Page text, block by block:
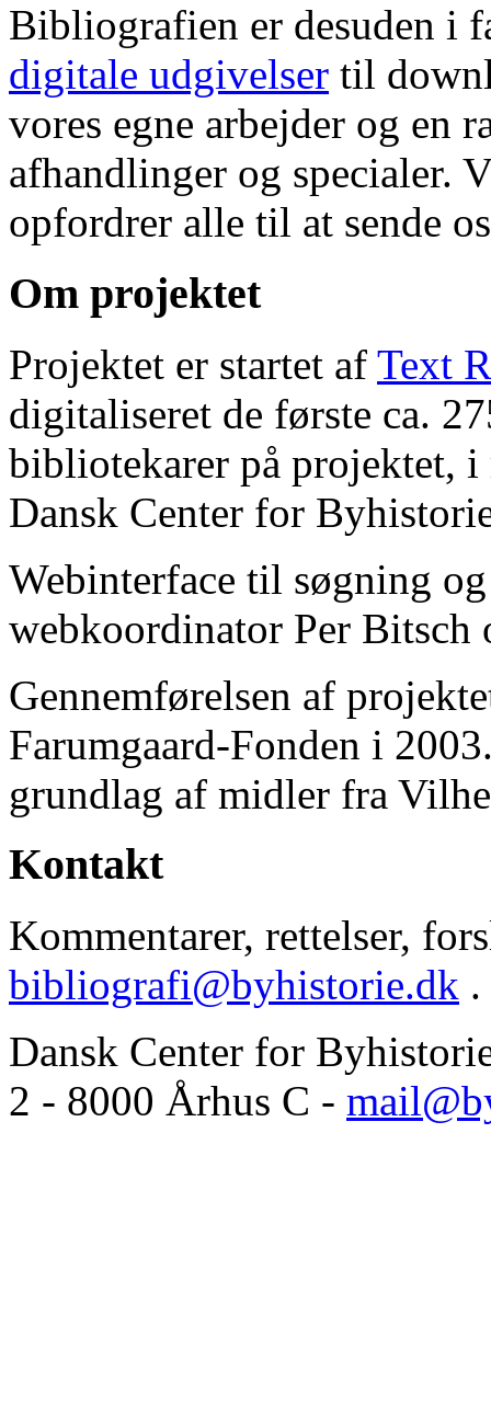
Bibliografien er desuden i
digitale udgivelser til
vores egne arbejder og en
afhandlinger og specialer.
opfordrer alle til at sende
Om projektet
Projektet er startet af Text
digitaliseret de første ca.
bibliotekarer på projektet, i
Dansk Center for
Webinterface til søgning
webkoordinator Per Bitsch
Gennemførelsen af
Farumgaard-Fonden i
grundlag af midler fra
Kontakt
Kommentarer, rettelser,
bibliografi@byhistorie.dk .
Dansk Center for
2 - 8000 Århus C -